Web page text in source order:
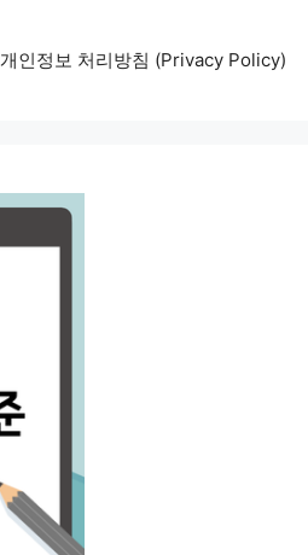
개인정보 처리방침 (Privacy Policy)